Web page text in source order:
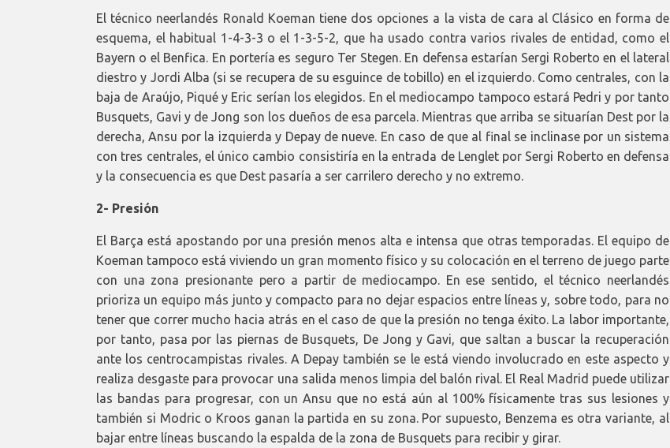
El técnico neerlandés Ronald Koeman tiene dos opciones a la vista de cara al Clásico en forma de
esquema, el habitual 1-4-3-3 o el 1-3-5-2, que ha usado contra varios rivales de entidad, como el
Bayern o el Benfica. En portería es seguro Ter Stegen. En defensa estarían Sergi Roberto en el lateral
diestro y Jordi Alba (si se recupera de su esguince de tobillo) en el izquierdo. Como centrales, con la
baja de Araújo, Piqué y Eric serían los elegidos. En el mediocampo tampoco estará Pedri y por tanto
Busquets, Gavi y de Jong son los dueños de esa parcela. Mientras que arriba se situarían Dest por la
derecha, Ansu por la izquierda y Depay de nueve. En caso de que al final se inclinase por un sistema
con tres centrales, el único cambio consistiría en la entrada de Lenglet por Sergi Roberto en defensa
y la consecuencia es que Dest pasaría a ser carrilero derecho y no extremo.
2- Presión
El Barça está apostando por una presión menos alta e intensa que otras temporadas. El equipo de
Koeman tampoco está viviendo un gran momento físico y su colocación en el terreno de juego parte
con una zona presionante pero a partir de mediocampo. En ese sentido, el técnico neerlandés
prioriza un equipo más junto y compacto para no dejar espacios entre líneas y, sobre todo, para no
tener que correr mucho hacia atrás en el caso de que la presión no tenga éxito. La labor importante,
por tanto, pasa por las piernas de Busquets, De Jong y Gavi, que saltan a buscar la recuperación
ante los centrocampistas rivales. A Depay también se le está viendo involucrado en este aspecto y
realiza desgaste para provocar una salida menos limpia del balón rival. El Real Madrid puede utilizar
las bandas para progresar, con un Ansu que no está aún al 100% físicamente tras sus lesiones y
también si Modric o Kroos ganan la partida en su zona. Por supuesto, Benzema es otra variante, al
bajar entre líneas buscando la espalda de la zona de Busquets para recibir y girar.